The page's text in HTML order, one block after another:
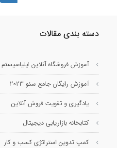
دسته بندی مقالات
آموزش فروشگاه آنلاین ایلیاسیستم
آموزش رایگان جامع سئو 2023
یادگیری و تقویت فروش آنلاین
کتابخانه بازاریابی دیجیتال
کمپ تدوین استراتژی کسب و کار